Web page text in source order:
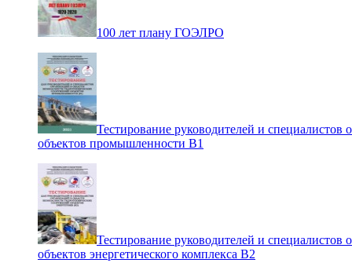
100 лет плану ГОЭЛРО
Тестирование руководителей и специалистов
объектов промышленности В1
Тестирование руководителей и специалистов
объектов энергетического комплекса В2